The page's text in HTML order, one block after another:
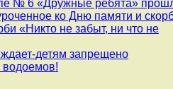
№ 6 «Дружные ребята»
ко Дню памяти и
«Никто не забыт, ни что не
детям запрещено
водоемов!